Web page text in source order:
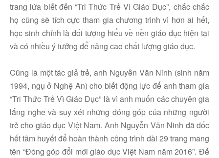
trang lứa biết đến “Tri Thức Trẻ Vì Giáo Dục”, chắc chắc
họ cũng sẽ tích cực tham gia chương trình vì hơn ai hết,
học sinh chính là đối tượng hiểu về nền giáo dục hiện tại
và có nhiều ý tưởng để nâng cao chất lượng giáo dục.
Cũng là một tác giả trẻ, anh Nguyễn Văn Ninh (sinh năm
1994, ngụ ở Nghệ An) cho biết động lực để anh tham gia
“Tri Thức Trẻ Vì Giáo Dục” là vì anh muốn các chuyên gia
lắng nghe và suy xét những đóng góp của những người
trẻ cho giáo dục Việt Nam. Anh Nguyễn Văn Ninh đã dốc
hết tâm huyết để hoàn thành công trình dài 29 trang mang
tên “Đóng góp đổi mới giáo dục Việt Nam năm 2016”. Để